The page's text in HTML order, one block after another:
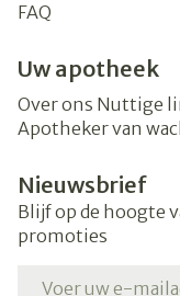
FAQ
Uw apotheek
Over ons Nuttige
Apotheker van
Nieuwsbrief
Blijf op de hoogte
promoties